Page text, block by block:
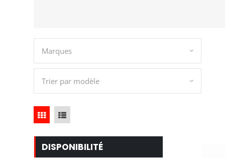
Marques
Trier par modèle
DISPONIBILITÉ